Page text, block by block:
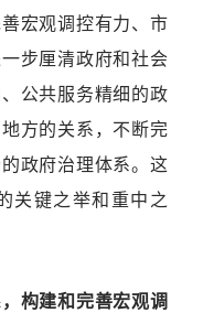
宏观调控有力、市
步厘清政府和社会
公共服务精细的政
方的关系，不断完
政府治理体系。这
关键之举和重中之
构建和完善宏观调